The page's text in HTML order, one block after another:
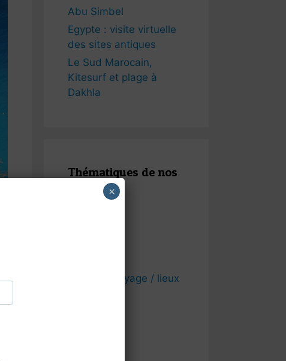
Abu Simbel
Egypte : visite virtuelle
des sites antiques
Le Sud Marocain,
Kitesurf et plage à
Dakhla
Thématiques de nos
articles
Idées de voyage / lieux
×